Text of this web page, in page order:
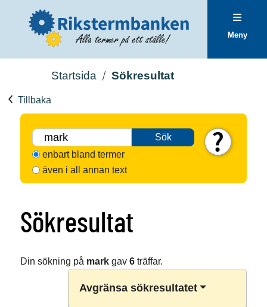
Meny
Startsida Sökresultat
Tillbaka
Sök
enbart bland termer
även i all annan text
Sökresultat
Din sökning på markgav 6träffar.
Avgränsa sökresultatet